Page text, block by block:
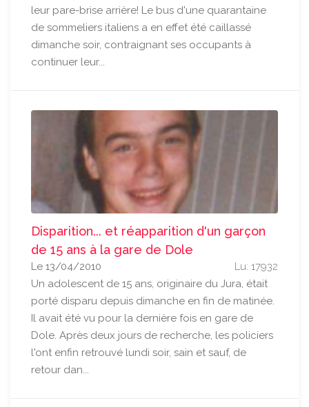
leur pare-brise arrière! Le bus d'une quarantaine
de sommeliers italiens a en effet été caillassé
dimanche soir, contraignant ses occupants à
continuer leur...
Disparition... et réapparition d'un garçon
de 15 ans à la gare de Dole
Lu: 17932
Le 13/04/2010
Un adolescent de 15 ans, originaire du Jura, était
porté disparu depuis dimanche en fin de matinée.
Il avait été vu pour la dernière fois en gare de
Dole. Après deux jours de recherche, les policiers
l'ont enfin retrouvé lundi soir, sain et sauf, de
retour dan...